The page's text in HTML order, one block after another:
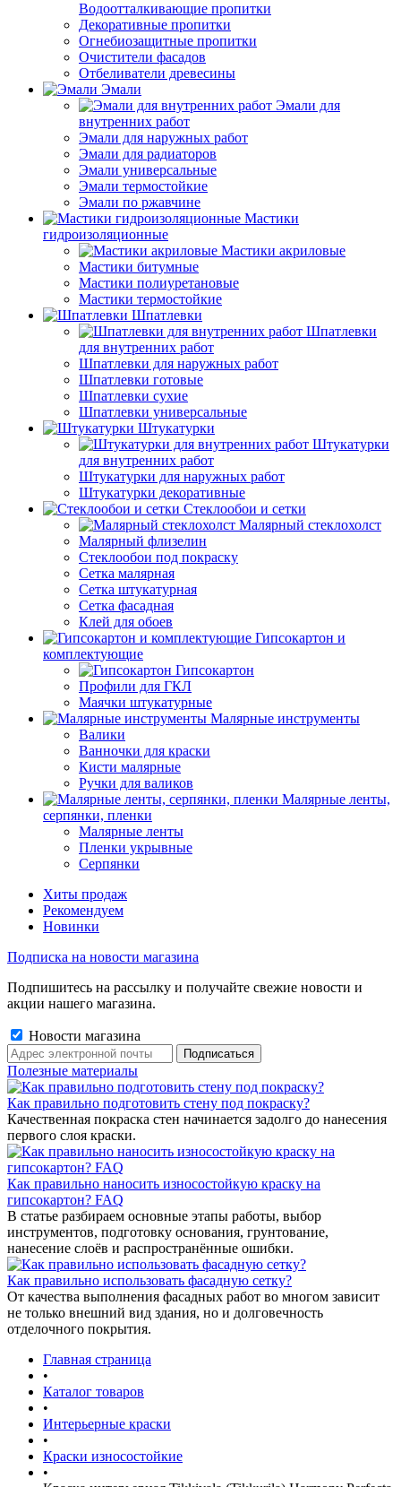
Водоотталкивающие пропитки
Декоративные пропитки
Огнебиозащитные пропитки
Очистители фасадов
Отбеливатели древесины
Эмали
Эмали для
внутренних работ
Эмали для наружных работ
Эмали для радиаторов
Эмали универсальные
Эмали термостойкие
Эмали по ржавчине
Мастики
гидроизоляционные
Мастики акриловые
Мастики битумные
Мастики полиуретановые
Мастики термостойкие
Шпатлевки
Шпатлевки
для внутренних работ
Шпатлевки для наружных работ
Шпатлевки готовые
Шпатлевки сухие
Шпатлевки универсальные
Штукатурки
Штукатурки
для внутренних работ
Штукатурки для наружных работ
Штукатурки декоративные
Стеклообои и сетки
Малярный стеклохолст
Малярный флизелин
Стеклообои под покраску
Сетка малярная
Сетка штукатурная
Сетка фасадная
Клей для обоев
Гипсокартон и
комплектующие
Гипсокартон
Профили для ГКЛ
Маячки штукатурные
Малярные инструменты
Валики
Ванночки для краски
Кисти малярные
Ручки для валиков
Малярные ленты,
серпянки, пленки
Малярные ленты
Пленки укрывные
Серпянки
Хиты продаж
Рекомендуем
Новинки
Подписка на новости магазина
Подпишитесь на рассылку и получайте свежие новости и
акции нашего магазина.
Новости магазина
Полезные материалы
Как правильно подготовить стену под покраску?
Качественная покраска стен начинается задолго до нанесения
первого слоя краски.
Как правильно наносить износостойкую краску на
гипсокартон? FAQ
В статье разбираем основные этапы работы, выбор
инструментов, подготовку основания, грунтование,
нанесение слоёв и распространённые ошибки.
Как правильно использовать фасадную сетку?
От качества выполнения фасадных работ во многом зависит
не только внешний вид здания, но и долговечность
отделочного покрытия.
Главная страница
•
Каталог товаров
•
Интерьерные краски
•
Краски износостойкие
•